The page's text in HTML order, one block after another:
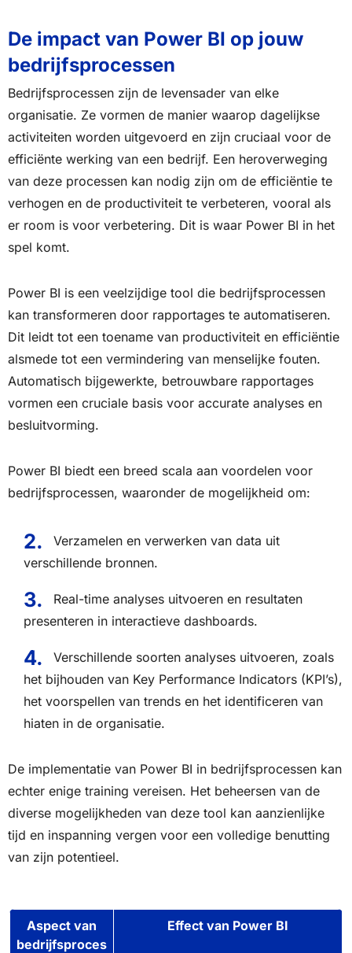
De impact van Power BI op jouw
bedrijfsprocessen
Bedrijfsprocessen zijn de levensader van elke
organisatie. Ze vormen de manier waarop dagelijkse
activiteiten worden uitgevoerd en zijn cruciaal voor de
efficiënte werking van een bedrijf. Een heroverweging
van deze processen kan nodig zijn om de efficiëntie te
verhogen en de productiviteit te verbeteren, vooral als
er room is voor verbetering. Dit is waar Power BI in het
spel komt.
Power BI is een veelzijdige tool die bedrijfsprocessen
kan transformeren door rapportages te automatiseren.
Dit leidt tot een toename van productiviteit en efficiëntie
alsmede tot een vermindering van menselijke fouten.
Automatisch bijgewerkte, betrouwbare rapportages
vormen een cruciale basis voor accurate analyses en
besluitvorming.
Power BI biedt een breed scala aan voordelen voor
bedrijfsprocessen, waaronder de mogelijkheid om:
Verzamelen en verwerken van data uit
verschillende bronnen.
Real-time analyses uitvoeren en resultaten
presenteren in interactieve dashboards.
Verschillende soorten analyses uitvoeren, zoals
het bijhouden van Key Performance Indicators (KPI’s),
het voorspellen van trends en het identificeren van
hiaten in de organisatie.
De implementatie van Power BI in bedrijfsprocessen kan
echter enige training vereisen. Het beheersen van de
diverse mogelijkheden van deze tool kan aanzienlijke
tijd en inspanning vergen voor een volledige benutting
van zijn potentieel.
Aspect van
bedrijfsproces
Effect van Power BI